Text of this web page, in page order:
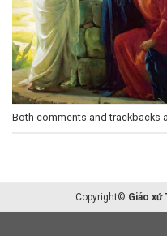
Both comments and trackbacks
Copyright© Giáo xứ